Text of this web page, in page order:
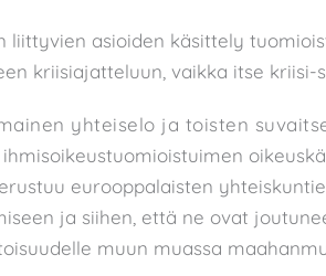
liittyvien asioiden käsittely
kriisiajatteluun, vaikka itse kriisi-
yhteiselo ja toisten
ihmisoikeustuomioistuimen
eurooppalaisten
ja siihen, että ne ovat
muun muassa